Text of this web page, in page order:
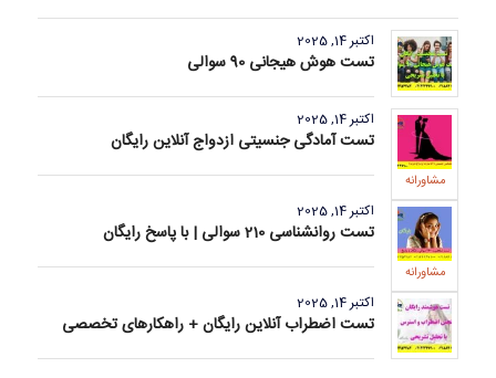
اکتبر 14, 2025
تست هوش هیجانی 90 سوالی
مشاورانه
اکتبر 14, 2025
تست آمادگی جنسیتی ازدواج آنلاین رایگان
مشاورانه
اکتبر 14, 2025
تست روانشناسی 210 سوالی | با پاسخ رایگان
اکتبر 14, 2025
تست اضطراب آنلاین رایگان + راهکارهای تخصصی